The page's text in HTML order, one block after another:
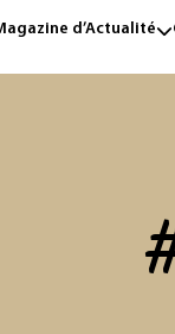
d’Actualité